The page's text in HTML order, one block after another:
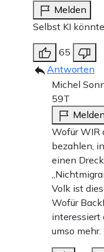
Melden
Selbst KI
65
Antworten
Michel
59T
Melden
Wofür WIR
bezahlen,
einen
Volk ist
Wofür
interessiert
umso mehr.